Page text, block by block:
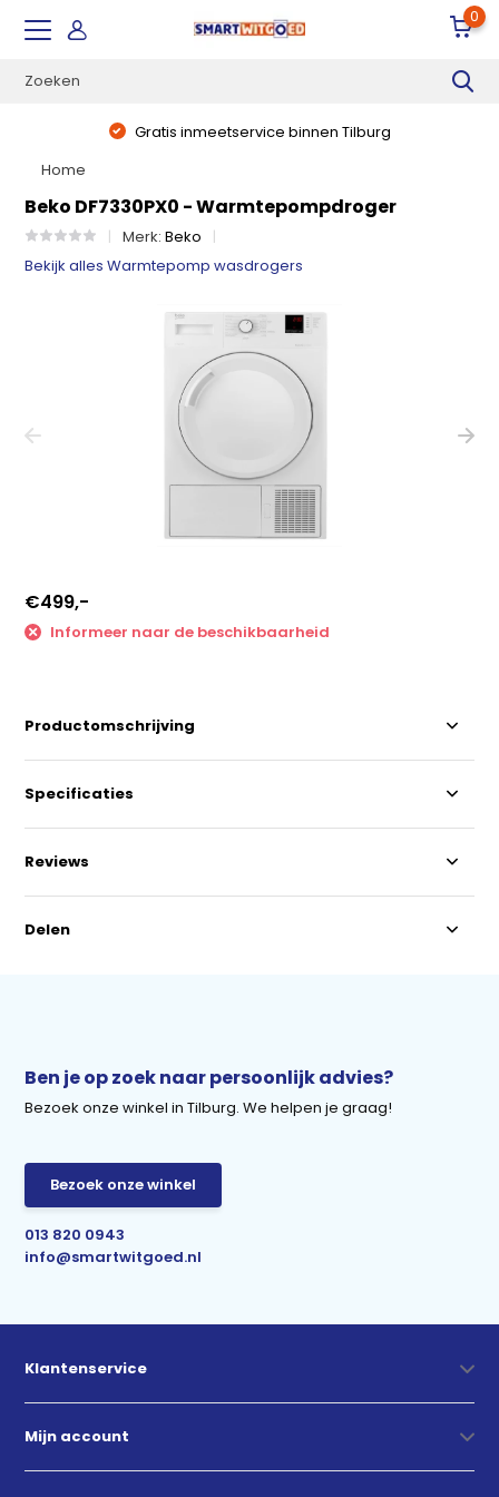
0
Gratis inmeetservice binnen Tilburg
Home
Beko DF7330PX0 - Warmtepompdroger
Merk:Beko
Bekijk alles Warmtepomp wasdrogers
€499,-
Informeer naar de beschikbaarheid
Productomschrijving
Specificaties
Reviews
Delen
Ben je op zoek naar persoonlijk advies?
Bezoek onze winkel in Tilburg. We helpen je graag!
Bezoek onze winkel
013 820 0943
info@smartwitgoed.nl
Klantenservice
Mijn account